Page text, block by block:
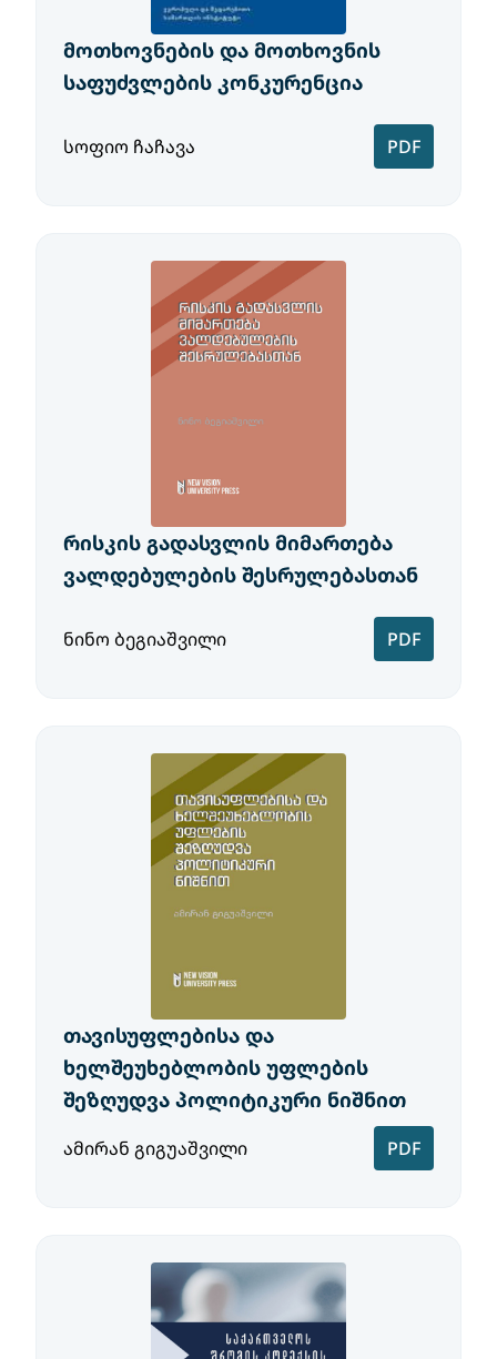
მოთხოვნების და მოთხოვნის
საფუძვლების კონკურენცია
სოფიო ჩაჩავა PDF
რისკის გადასვლის მიმართება
ვალდებულების შესრულებასთან
ნინო ბეგიაშვილი PDF
თავისუფლებისა და
ხელშეუხებლობის უფლების
შეზღუდვა პოლიტიკური ნიშნით
ამირან გიგუაშვილი PDF